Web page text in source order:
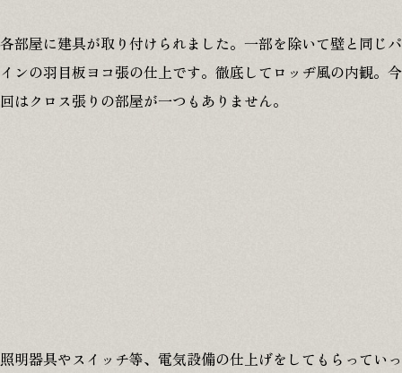
各部屋に建具が取り付けられました。一部を除いて壁と同じパ
インの羽目板ヨコ張の仕上です。徹底してロッヂ風の内観。今
回はクロス張りの部屋が一つもありません。
照明器具やスイッチ等、電気設備の仕上げをしてもらっていっ